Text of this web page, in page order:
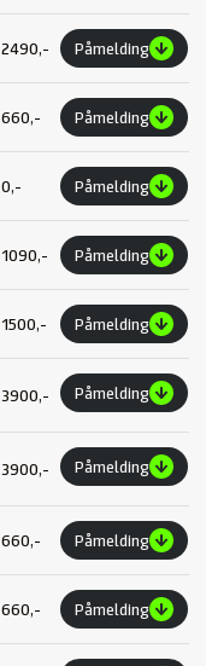
2490,- Påmelding
660,- Påmelding
0,- Påmelding
1090,- Påmelding
1500,- Påmelding
3900,- Påmelding
3900,- Påmelding
660,- Påmelding
660,- Påmelding